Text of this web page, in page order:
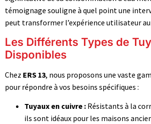
témoignage souligne à quel point une
peut transformer l’expérience utilisateur
Les Différents Types de
Disponibles
Chez ERS 13, nous proposons une vaste
pour répondre à vos besoins spécifiques :
Tuyaux en cuivre : Résistants à la
ils sont idéaux pour les maisons